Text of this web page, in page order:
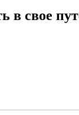
в свое